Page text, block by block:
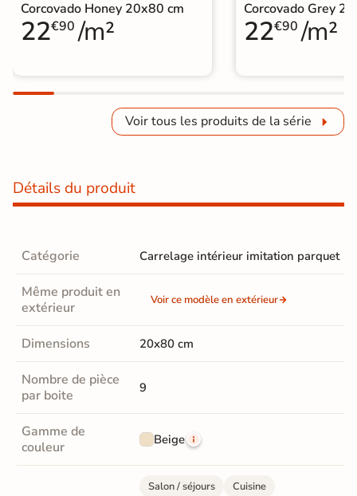
Corcovado Honey 20x80 cm
22€90 /m²
Corcovado Grey
22€90 /m²
Voir tous les produits de la série
Détails du produit
Catégorie Carrelage intérieur imitation parquet
Même produit en
extérieur
Voir ce modèle en extérieur
Dimensions 20x80 cm
Nombre de pièce
par boite
9
Gamme de
couleur
Beige
Salon / séjours
Cuisine